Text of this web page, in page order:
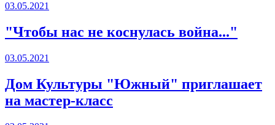
03.05.2021
"Чтобы нас не коснулась война..."
03.05.2021
Дом Культуры "Южный" приглашает
на мастер-класс